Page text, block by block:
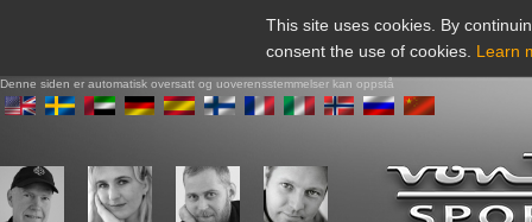
This site uses cookies. By
consent the use of cookies. Learn
Denne siden er automatisk oversatt og uoverensstemmelser kan oppstå